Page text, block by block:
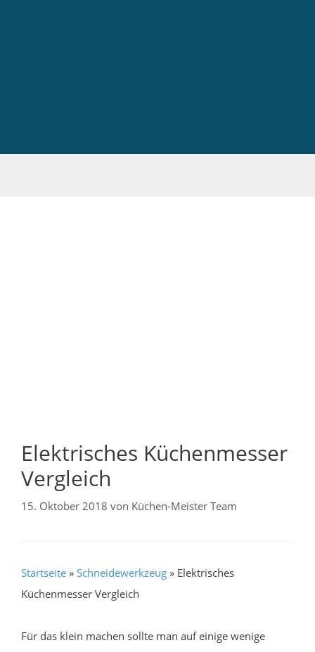
Elektrisches Küchenmesser
Vergleich
15. Oktober 2018 von Küchen-Meister Team
Startseite » Schneidewerkzeug » Elektrisches
Küchenmesser Vergleich
Für das klein machen sollte man auf einige wenige